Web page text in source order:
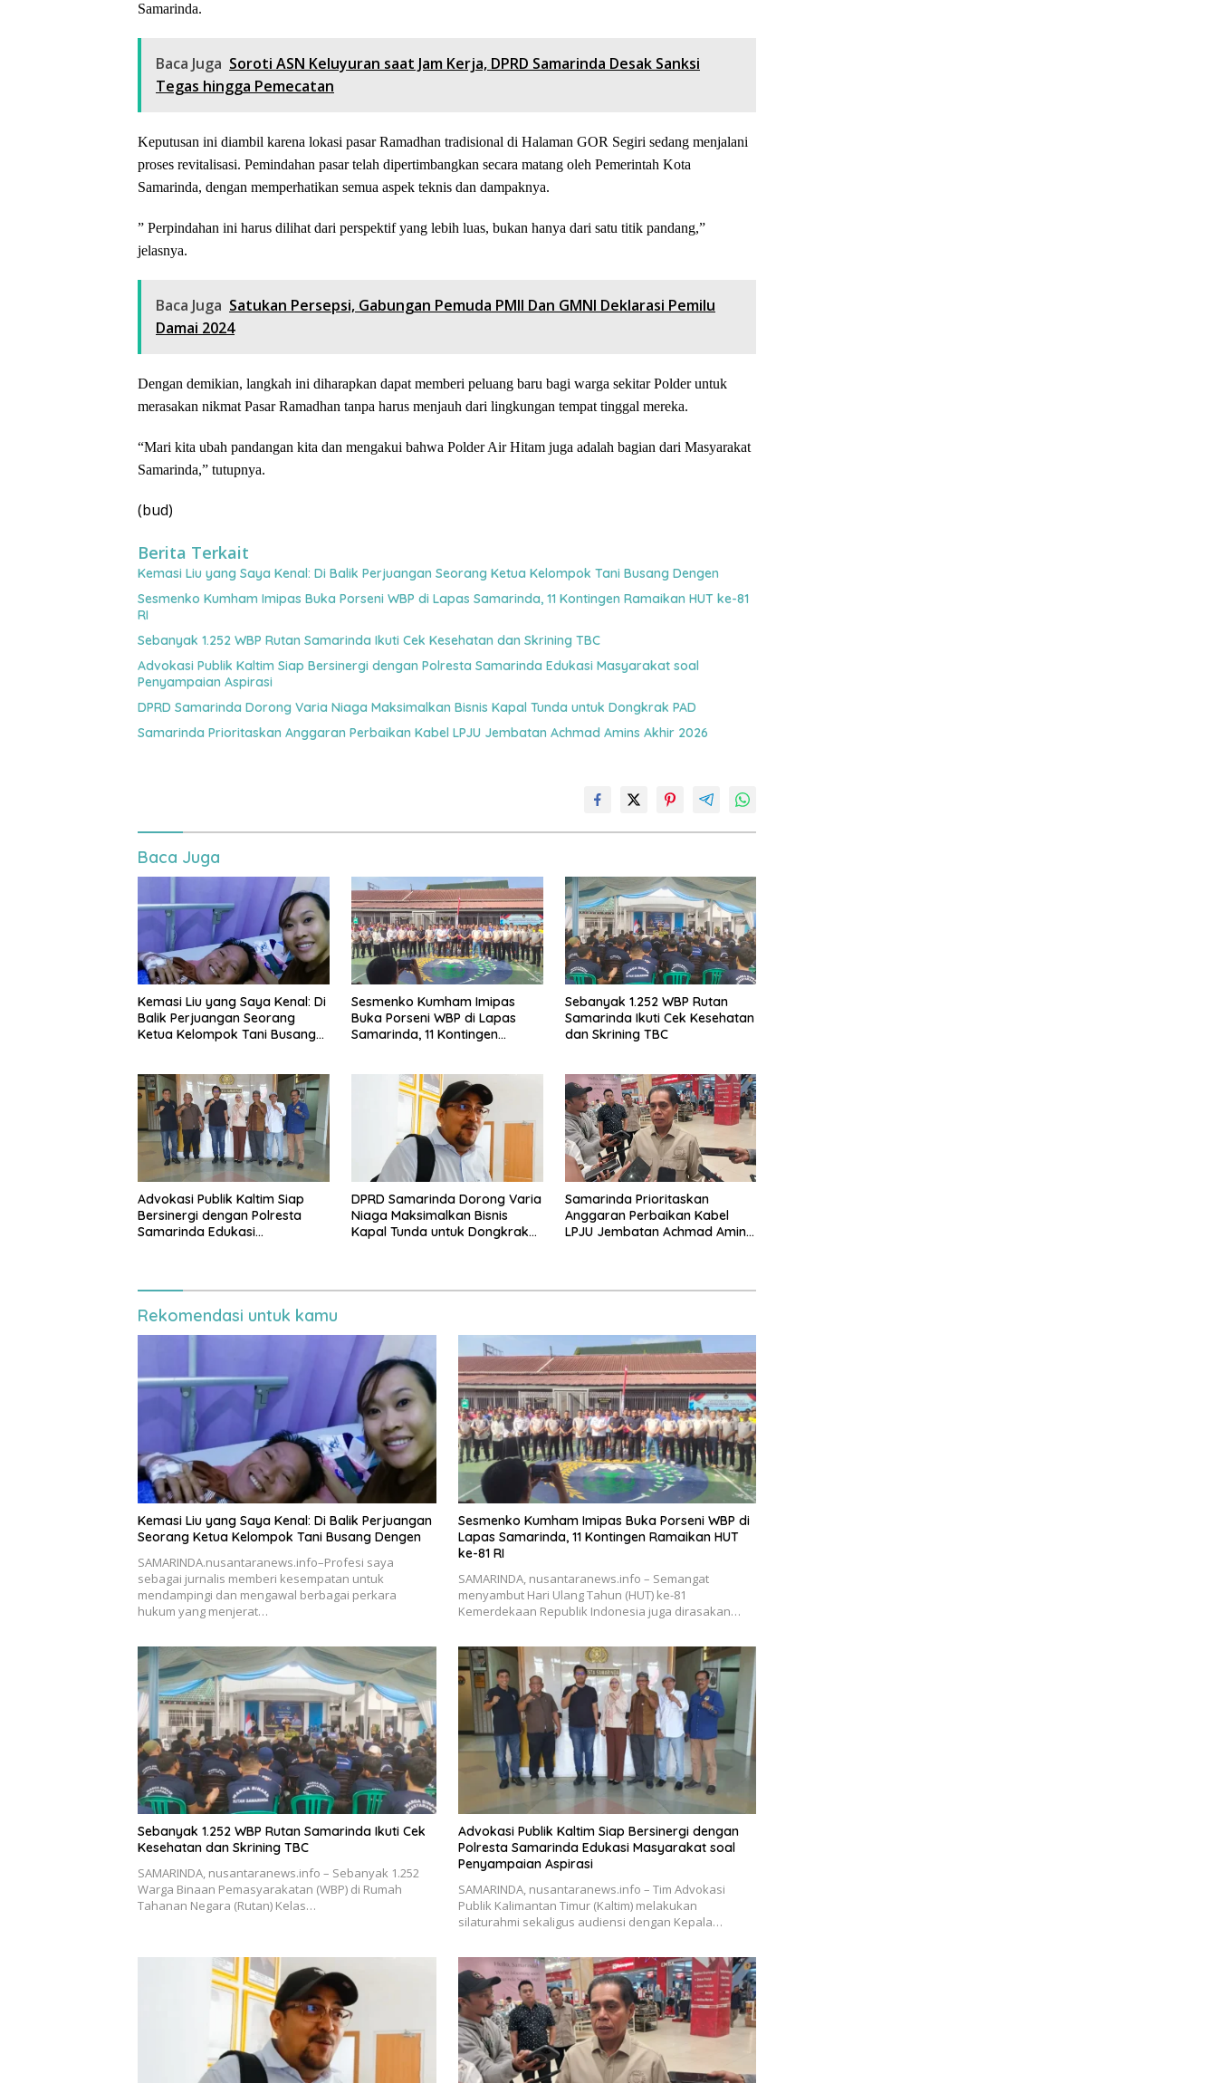
Samarinda.
Baca Juga Soroti ASN Keluyuran saat Jam Kerja, DPRD Samarinda Desak Sanksi
Tegas hingga Pemecatan
Keputusan ini diambil karena lokasi pasar Ramadhan tradisional di Halaman GOR Segiri sedang menjalani
proses revitalisasi. Pemindahan pasar telah dipertimbangkan secara matang oleh Pemerintah Kota
Samarinda, dengan memperhatikan semua aspek teknis dan dampaknya.
” Perpindahan ini harus dilihat dari perspektif yang lebih luas, bukan hanya dari satu titik pandang,”
jelasnya.
Baca Juga Satukan Persepsi, Gabungan Pemuda PMII Dan GMNI Deklarasi Pemilu
Damai 2024
Dengan demikian, langkah ini diharapkan dapat memberi peluang baru bagi warga sekitar Polder untuk
merasakan nikmat Pasar Ramadhan tanpa harus menjauh dari lingkungan tempat tinggal mereka.
“Mari kita ubah pandangan kita dan mengakui bahwa Polder Air Hitam juga adalah bagian dari Masyarakat
Samarinda,” tutupnya.
(bud)
Berita Terkait
Kemasi Liu yang Saya Kenal: Di Balik Perjuangan Seorang Ketua Kelompok Tani Busang Dengen
Sesmenko Kumham Imipas Buka Porseni WBP di Lapas Samarinda, 11 Kontingen Ramaikan HUT ke-81
RI
Sebanyak 1.252 WBP Rutan Samarinda Ikuti Cek Kesehatan dan Skrining TBC
Advokasi Publik Kaltim Siap Bersinergi dengan Polresta Samarinda Edukasi Masyarakat soal
Penyampaian Aspirasi
DPRD Samarinda Dorong Varia Niaga Maksimalkan Bisnis Kapal Tunda untuk Dongkrak PAD
Samarinda Prioritaskan Anggaran Perbaikan Kabel LPJU Jembatan Achmad Amins Akhir 2026
Baca Juga
Kemasi Liu yang Saya Kenal: Di
Balik Perjuangan Seorang
Ketua Kelompok Tani Busang
Sesmenko Kumham Imipas
Buka Porseni WBP di Lapas
Samarinda, 11 Kontingen
Sebanyak 1.252 WBP Rutan
Samarinda Ikuti Cek Kesehatan
dan Skrining TBC
Advokasi Publik Kaltim Siap
Bersinergi dengan Polresta
Samarinda Edukasi
DPRD Samarinda Dorong Varia
Niaga Maksimalkan Bisnis
Kapal Tunda untuk Dongkrak
Samarinda Prioritaskan
Anggaran Perbaikan Kabel
LPJU Jembatan Achmad Amins
Rekomendasi untuk kamu
Kemasi Liu yang Saya Kenal: Di Balik Perjuangan
Seorang Ketua Kelompok Tani Busang Dengen
SAMARINDA.nusantaranews.info–Profesi saya
sebagai jurnalis memberi kesempatan untuk
mendampingi dan mengawal berbagai perkara
hukum yang menjerat…
Sesmenko Kumham Imipas Buka Porseni WBP di
Lapas Samarinda, 11 Kontingen Ramaikan HUT
ke-81 RI
SAMARINDA, nusantaranews.info – Semangat
menyambut Hari Ulang Tahun (HUT) ke-81
Kemerdekaan Republik Indonesia juga dirasakan…
Sebanyak 1.252 WBP Rutan Samarinda Ikuti Cek
Kesehatan dan Skrining TBC
SAMARINDA, nusantaranews.info – Sebanyak 1.252
Warga Binaan Pemasyarakatan (WBP) di Rumah
Tahanan Negara (Rutan) Kelas…
Advokasi Publik Kaltim Siap Bersinergi dengan
Polresta Samarinda Edukasi Masyarakat soal
Penyampaian Aspirasi
SAMARINDA, nusantaranews.info – Tim Advokasi
Publik Kalimantan Timur (Kaltim) melakukan
silaturahmi sekaligus audiensi dengan Kepala…